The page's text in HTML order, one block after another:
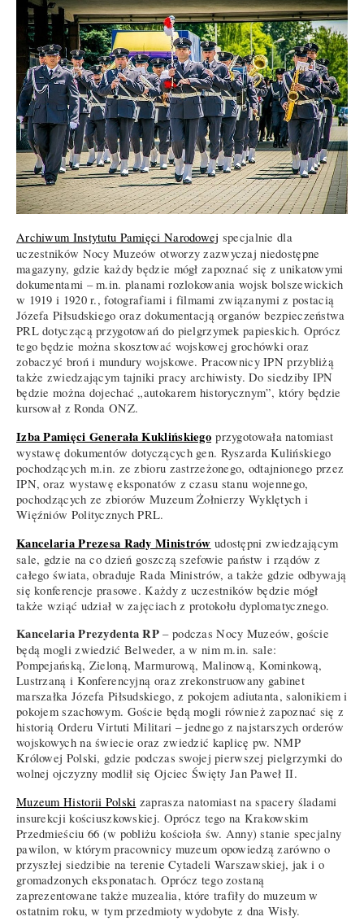
Archiwum Instytutu Pamięci Narodowej specjalnie dla
uczestników Nocy Muzeów otworzy zazwyczaj niedostępne
magazyny, gdzie każdy będzie mógł zapoznać się z unikatowymi
dokumentami – m.in. planami rozlokowania wojsk bolszewickich
w 1919 i 1920 r., fotografiami i filmami związanymi z postacią
Józefa Piłsudskiego oraz dokumentacją organów bezpieczeństwa
PRL dotyczącą przygotowań do pielgrzymek papieskich. Oprócz
tego będzie można skosztować wojskowej grochówki oraz
zobaczyć broń i mundury wojskowe. Pracownicy IPN przybliżą
także zwiedzającym tajniki pracy archiwisty. Do siedziby IPN
będzie można dojechać „autokarem historycznym”, który będzie
kursował z Ronda ONZ.
Izba Pamięci Generała Kuklińskiegoprzygotowała natomiast
wystawę dokumentów dotyczących gen. Ryszarda Kulińskiego
pochodzących m.in. ze zbioru zastrzeżonego, odtajnionego przez
IPN, oraz wystawę eksponatów z czasu stanu wojennego,
pochodzących ze zbiorów Muzeum Żołnierzy Wyklętych i
Więźniów Politycznych PRL.
Kancelaria Prezesa Rady Ministrów udostępni zwiedzającym
sale, gdzie na co dzień goszczą szefowie państw i rządów z
całego świata, obraduje Rada Ministrów, a także gdzie odbywają
się konferencje prasowe. Każdy z uczestników będzie mógł
także wziąć udział w zajęciach z protokołu dyplomatycznego.
Kancelaria Prezydenta RP – podczas Nocy Muzeów, goście
będą mogli zwiedzić Belweder, a w nim m.in. sale:
Pompejańską, Zieloną, Marmurową, Malinową, Kominkową,
Lustrzaną i Konferencyjną oraz zrekonstruowany gabinet
marszałka Józefa Piłsudskiego, z pokojem adiutanta, salonikiem i
pokojem szachowym. Goście będą mogli również zapoznać się z
historią Orderu Virtuti Militari – jednego z najstarszych orderów
wojskowych na świecie oraz zwiedzić kaplicę pw. NMP
Królowej Polski, gdzie podczas swojej pierwszej pielgrzymki do
wolnej ojczyzny modlił się Ojciec Święty Jan Paweł II.
Muzeum Historii Polski zaprasza natomiast na spacery śladami
insurekcji kościuszkowskiej. Oprócz tego na Krakowskim
Przedmieściu 66 (w pobliżu kościoła św. Anny) stanie specjalny
pawilon, w którym pracownicy muzeum opowiedzą zarówno o
przyszłej siedzibie na terenie Cytadeli Warszawskiej, jak i o
gromadzonych eksponatach. Oprócz tego zostaną
zaprezentowane także muzealia, które trafiły do muzeum w
ostatnim roku, w tym przedmioty wydobyte z dna Wisły.